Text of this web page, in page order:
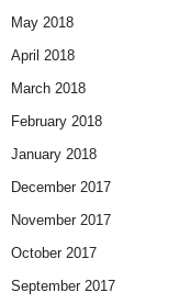
May 2018
April 2018
March 2018
February 2018
January 2018
December 2017
November 2017
October 2017
September 2017